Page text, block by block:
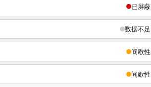
已屏蔽
数据不足
间歇性
间歇性